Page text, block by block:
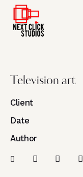
Television art
Client
Date
Author